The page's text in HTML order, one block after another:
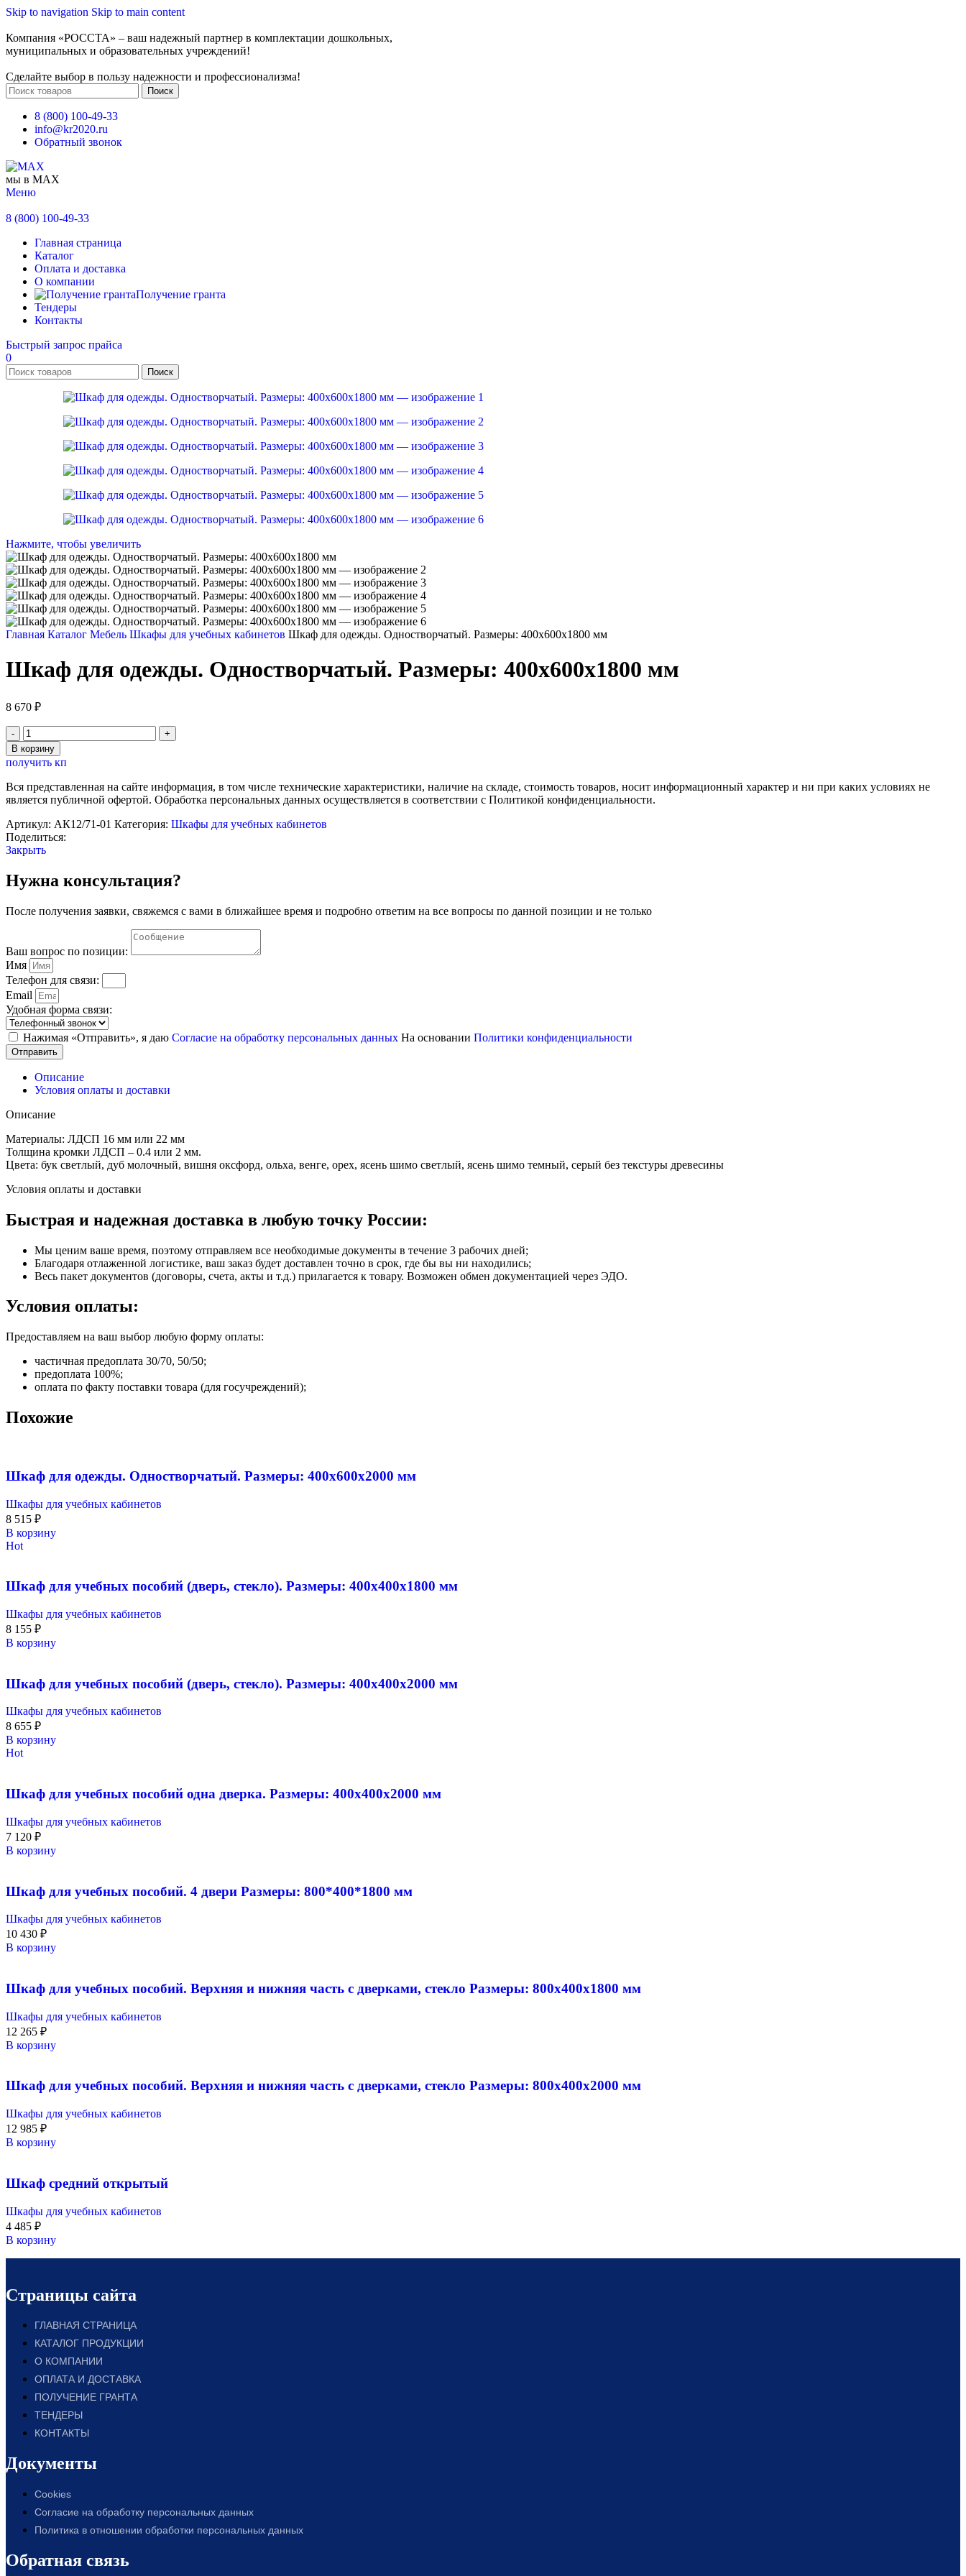
Skip to navigation Skip to main content
Компания «РОССТА» – ваш надежный партнер в комплектации дошкольных,
муниципальных и образовательных учреждений!
Сделайте выбор в пользу надежности и профессионализма!
Поиск
8 (800) 100-49-33
info@kr2020.ru
Обратный звонок
мы в MAX
Меню
8 (800) 100-49-33
Главная страница
Каталог
Оплата и доставка
О компании
Получение гранта
Тендеры
Контакты
Быстрый запрос прайса
0
Поиск
Нажмите, чтобы увеличить
Главная Каталог Мебель Шкафы для учебных кабинетов Шкаф для одежды. Одностворчатый. Размеры: 400х600х1800 мм
Шкаф для одежды. Одностворчатый. Размеры: 400х600х1800 мм
8 670 ₽
Количество
товара
Шкаф
для
одежды.
Одностворчатый.
Размеры:
400х600х1800
мм
В корзину
получить кп
Вся представленная на сайте информация, в том числе технические характеристики, наличие на складе, стоимость товаров, носит информационный характер и ни при каких условиях не
является публичной офертой. Обработка персональных данных осуществляется в соответствии с Политикой конфиденциальности.
Артикул: АК12/71-01 Категория: Шкафы для учебных кабинетов
Поделиться:
Закрыть
Нужна консультация?
После получения заявки, свяжемся с вами в ближайшее время и подробно ответим на все вопросы по данной позиции и не только
Ваш вопрос по позиции:
Имя
Телефон для связи:
Email
Удобная форма связи:
Нажимая «Отправить», я даю Согласие на обработку персональных данных На основании Политики конфиденциальности
Отправить
Описание
Условия оплаты и доставки
Описание
Материалы: ЛДСП 16 мм или 22 мм
Толщина кромки ЛДСП – 0.4 или 2 мм.
Цвета: бук светлый, дуб молочный, вишня оксфорд, ольха, венге, орех, ясень шимо светлый, ясень шимо темный, серый без текстуры древесины
Условия оплаты и доставки
Быстрая и надежная доставка в любую точку России:
Мы ценим ваше время, поэтому отправляем все необходимые документы в течение 3 рабочих дней;
Благодаря отлаженной логистике, ваш заказ будет доставлен точно в срок, где бы вы ни находились;
Весь пакет документов (договоры, счета, акты и т.д.) прилагается к товару. Возможен обмен документацией через ЭДО.
Условия оплаты:
Предоставляем на ваш выбор любую форму оплаты:
частичная предоплата 30/70, 50/50;
предоплата 100%;
оплата по факту поставки товара (для госучреждений);
Похожие
Шкаф для одежды. Одностворчатый. Размеры: 400х600х2000 мм
Шкафы для учебных кабинетов
8 515 ₽
В корзину
Hot
Шкаф для учебных пособий (дверь, стекло). Размеры: 400х400х1800 мм
Шкафы для учебных кабинетов
8 155 ₽
В корзину
Шкаф для учебных пособий (дверь, стекло). Размеры: 400х400х2000 мм
Шкафы для учебных кабинетов
8 655 ₽
В корзину
Hot
Шкаф для учебных пособий одна дверка. Размеры: 400х400х2000 мм
Шкафы для учебных кабинетов
7 120 ₽
В корзину
Шкаф для учебных пособий. 4 двери Размеры: 800*400*1800 мм
Шкафы для учебных кабинетов
10 430 ₽
В корзину
Шкаф для учебных пособий. Верхняя и нижняя часть с дверками, стекло Размеры: 800х400х1800 мм
Шкафы для учебных кабинетов
12 265 ₽
В корзину
Шкаф для учебных пособий. Верхняя и нижняя часть с дверками, стекло Размеры: 800х400х2000 мм
Шкафы для учебных кабинетов
12 985 ₽
В корзину
Шкаф средний открытый
Шкафы для учебных кабинетов
4 485 ₽
В корзину
Страницы сайта
ГЛАВНАЯ СТРАНИЦА
КАТАЛОГ ПРОДУКЦИИ
О КОМПАНИИ
ОПЛАТА И ДОСТАВКА
ПОЛУЧЕНИЕ ГРАНТА
ТЕНДЕРЫ
КОНТАКТЫ
Документы
Cookies
Согласие на обработку персональных данных
Политика в отношении обработки персональных данных
Обратная связь